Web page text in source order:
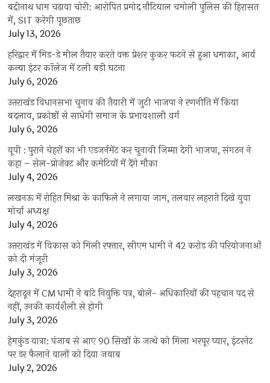
बद्रीनाथ धाम चढ़ावा चोरी: आरोपित प्रमोद नौटियाल चमोली पुलिस की हिरासत
में, SIT करेगी पूछताछ
July 13, 2026
हरिद्वार में मिड-डे मील तैयार करते वक्त प्रेशर कुकर फटने से हुआ धमाका, आर्य
कन्या इंटर कॉलेज में टली बड़ी घटना
July 6, 2026
उत्तराखंंड विधानसभा चुनाव की तैयारी में जुटी भाजपा ने रणनीति में किया
बदलाव, प्रकोष्ठों से साधेगी समाज के प्रभावशाली वर्ग
July 6, 2026
यूपी : पुराने चेहरों का भी एडजर्नमेंट कर चुनावी जिम्मा देगी भाजपा, संगठन ने
कहा – सेल-प्रोजेक्ट और कमेटियों में देंगे मौका
July 4, 2026
लखनऊ में रोहित मिश्रा के काफिले ने लगाया जाम, तलवार लहराते दिखे युवा
मोर्चा अध्यक्ष
July 4, 2026
उत्तराखंड में विकास को मिली रफ्तार, सीएम धामी ने 42 करोड़ की परियोजनाओं
को दी मंजूरी
July 3, 2026
देहरादून में CM धामी ने बांटे नियुक्ति पत्र, बोले- अधिकारियों की पहचान पद से
नहीं, उनकी कार्यशैली से होगी
July 3, 2026
हेमकुंड यात्रा: पंजाब से आए 90 सिखों के जत्थे को मिला भरपूर प्यार, इंटरनेट
पर डर फैलाने वालों को दिया जवाब
July 2, 2026